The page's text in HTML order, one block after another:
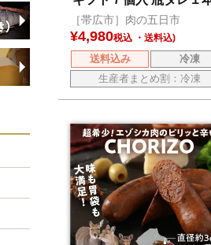
き
［帯広市］肉の五日市
¥4,980税込
送料込み
冷凍
生産者まとめ割：冷凍